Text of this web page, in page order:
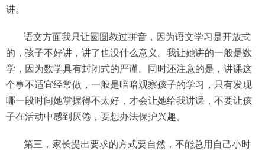
讲。
语文方面我只让圆圆教过拼音，因为语文学习是开放式
的，孩子不好讲，讲了也没什么意义。我让她讲的一般是数
学，因为数学具有封闭式的严谨。同时还注意的是，讲课这
个事不适宜经常做，一般是暗暗观察孩子的学习，只有发现
哪一段时间她掌握得不太好，才会让她给我讲课，不要让孩
子在活动中感到厌倦，要想办法保护兴趣。
第三，家长提出要求的方式要自然，不能总用自己小时